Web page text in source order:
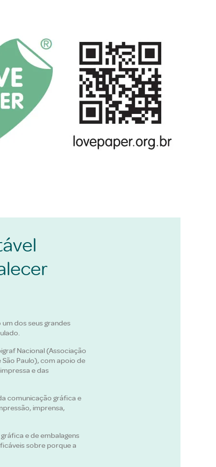
dos seus grandes
Nacional (Associação
Paulo), com apoio de
e das
comunicação gráfica e
imprensa,
e de embalagens
sobre porque a